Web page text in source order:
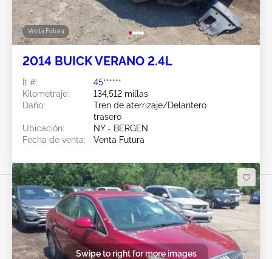
Venta Futura
2014 BUICK VERANO 2.4L
Ít #:
45******
Kilometraje:
134,512 millas
Daño:
Tren de aterrizaje/Delantero
trasero
Ubicación:
NY - BERGEN
Fecha de venta:
Venta Futura
Swipe to right for more images